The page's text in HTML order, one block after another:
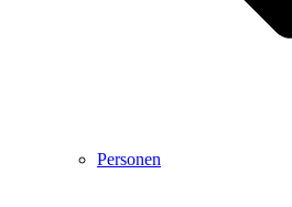
Personen